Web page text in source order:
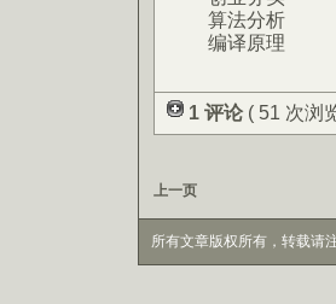
算法分析
编译原理
1 评论 ( 51 次浏
上一页
所有文章版权所有，转载请